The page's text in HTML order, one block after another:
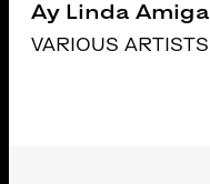
Ay Linda Amiga
VARIOUS ARTISTS